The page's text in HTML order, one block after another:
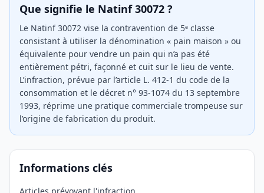
Que signifie le Natinf 30072 ?
Le Natinf 30072 vise la contravention de 5ᵉ classe
consistant à utiliser la dénomination « pain maison » ou
équivalente pour vendre un pain qui n’a pas été
entièrement pétri, façonné et cuit sur le lieu de vente.
L’infraction, prévue par l’article L. 412-1 du code de la
consommation et le décret n° 93-1074 du 13 septembre
1993, réprime une pratique commerciale trompeuse sur
l’origine de fabrication du produit.
Informations clés